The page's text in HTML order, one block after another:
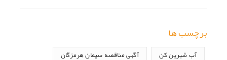
برچسب ها
آب شیرین کن آگهی مناقصه سیمان هرمزگان